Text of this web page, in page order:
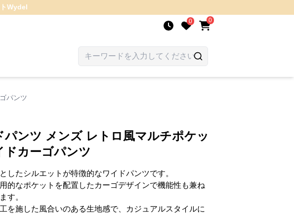
Wydel
0 0
パンツ
パンツ メンズ レトロ風マルチポケッ
ドカーゴパンツ
したシルエットが特徴的なワイドパンツです。
的なポケットを配置したカーゴデザインで機能性も兼ね
す。
を施した風合いのある生地感で、カジュアルスタイルに